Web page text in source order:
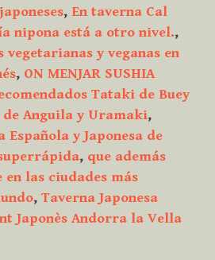
a
només
5
minuts
a
peu
de
la
zona
comercial
d’Andorra
, En taverna Cal
nipona está a otro nivel.,
vegetarianas y veganas en
, ON MENJAR SUSHIA
Tataki de Buey
de Anguila y Uramaki,
Española y Japonesa de
, que además
las ciudades más
, Taverna Japonesa
Japonès Andorra la Vella